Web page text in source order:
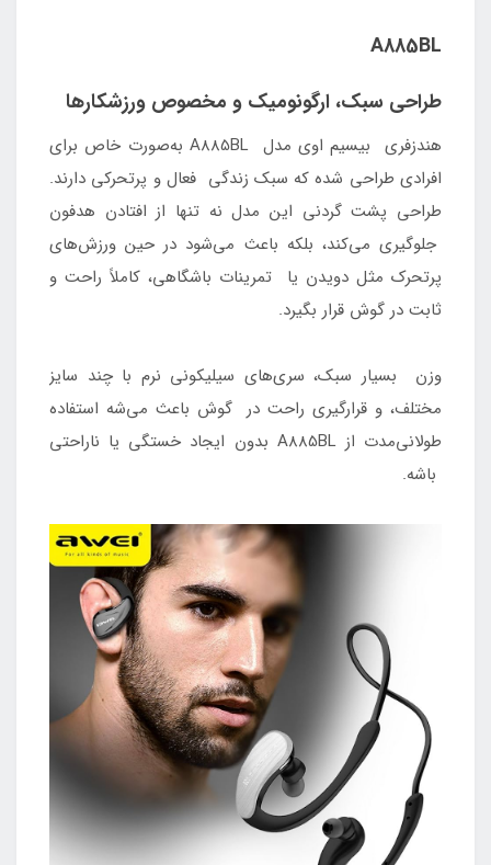
A885BL
طراحی سبک، ارگونومیک و مخصوص ورزشکارها
هندزفری بیسیم اوی مدل A885BL به‌صورت خاص برای
افرادی طراحی شده که سبک زندگی فعال و پرتحرکی دارند.
طراحی پشت‌ گردنی این مدل نه تنها از افتادن هدفون
جلوگیری می‌کند، بلکه باعث می‌شود در حین ورزش‌های
پرتحرک مثل دویدن یا تمرینات باشگاهی، کاملاً راحت و
ثابت در گوش قرار بگیرد.
وزن بسیار سبک، سری‌های سیلیکونی نرم با چند سایز
مختلف، و قرارگیری راحت در گوش باعث می‌شه استفاده
طولانی‌مدت از A885BL بدون ایجاد خستگی یا ناراحتی
باشه.